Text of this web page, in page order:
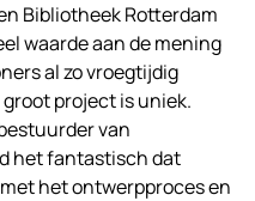
Bibliotheek Rotterdam
waarde aan de mening
al zo vroegtijdig
project is uniek.
van
het fantastisch dat
het ontwerpproces en